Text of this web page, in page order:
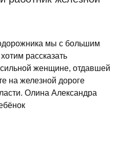
мы с большим
рассказать
женщине, отдавшей
на железной дороге
Олина Александра